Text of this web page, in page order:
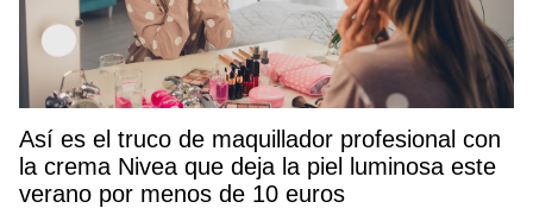
Así es el truco de maquillador profesional con
la crema Nivea que deja la piel luminosa este
verano por menos de 10 euros